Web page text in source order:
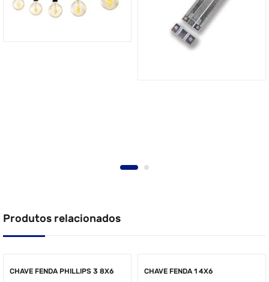
Produtos relacionados
CHAVE FENDA PHILLIPS 3 8X6 CHAVE FENDA 1 4X6